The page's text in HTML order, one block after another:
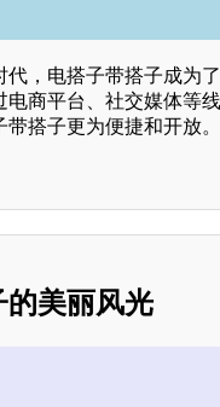
，电搭子带搭子成为
商平台、社交媒体等
搭子更为便捷和开放。
美丽风光